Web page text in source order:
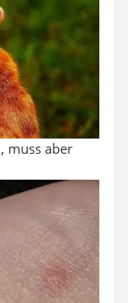
muss aber